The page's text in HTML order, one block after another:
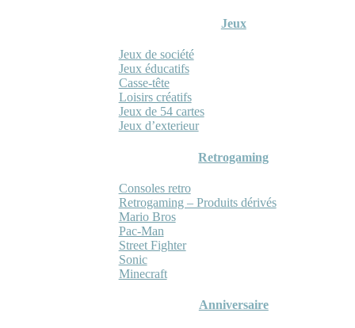
Jeux
Jeux de société
Jeux éducatifs
Casse-tête
Loisirs créatifs
Jeux de 54 cartes
Jeux d’exterieur
Retrogaming
Consoles retro
Retrogaming – Produits dérivés
Mario Bros
Pac-Man
Street Fighter
Sonic
Minecraft
Anniversaire